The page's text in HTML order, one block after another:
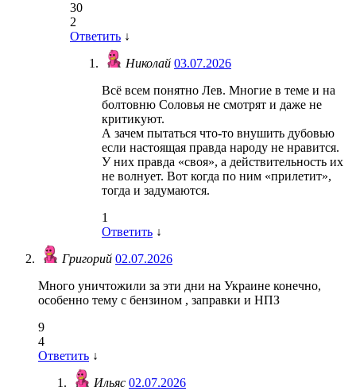
30
2
Ответить ↓
Николай 03.07.2026
Всё всем понятно Лев. Многие в теме и на
болтовню Соловья не смотрят и даже не
критикуют.
А зачем пытаться что-то внушить дубовью
если настоящая правда народу не нравится.
У них правда «своя», а действительность их
не волнует. Вот когда по ним «прилетит»,
тогда и задумаются.
1
Ответить ↓
Григорий 02.07.2026
Много уничтожили за эти дни на Украине конечно,
особенно тему с бензином , заправки и НПЗ
9
4
Ответить ↓
Ильяс 02.07.2026